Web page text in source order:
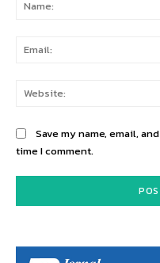
Save my name, email,
time I comment.